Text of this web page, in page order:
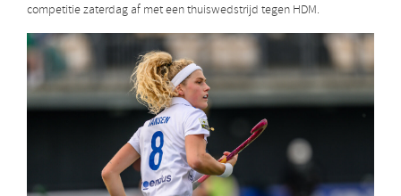
competitie zaterdag af met een thuiswedstrijd tegen HDM.